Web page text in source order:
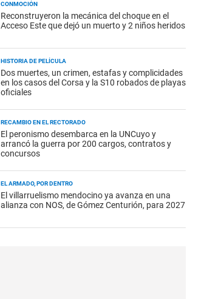
CONMOCIÓN
Reconstruyeron la mecánica del choque en el
Acceso Este que dejó un muerto y 2 niños heridos
HISTORIA DE PELÍCULA
Dos muertes, un crimen, estafas y complicidades
en los casos del Corsa y la S10 robados de playas
oficiales
RECAMBIO EN EL RECTORADO
El peronismo desembarca en la UNCuyo y
arrancó la guerra por 200 cargos, contratos y
concursos
EL ARMADO, POR DENTRO
El villarruelismo mendocino ya avanza en una
alianza con NOS, de Gómez Centurión, para 2027